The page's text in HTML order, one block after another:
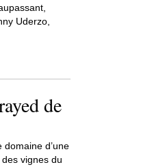
Uderzo,
de
d’une
vignes du